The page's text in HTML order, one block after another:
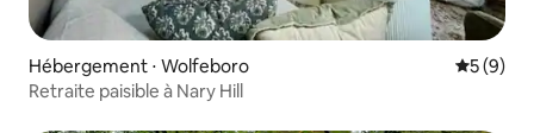
Hébergement ⋅ Wolfeboro
5 (9)
Retraite paisible à Nary Hill